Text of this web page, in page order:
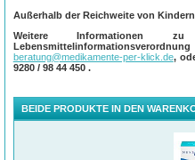
Außerhalb der Reichweite von
Weitere Informationen
beratung@medikamente-per-klick.de,
9280 / 98 44 450 .
BEIDE PRODUKTE IN DEN